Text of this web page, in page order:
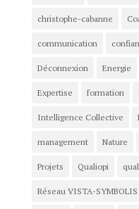
christophe-cabanne
communication
Déconnexion Energie
Expertise formation
Intelligence Collective
management Nature
Projets Qualiopi
Réseau VISTA-SYMBOLIS